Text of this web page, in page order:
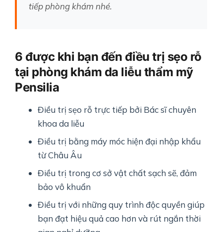
tiếp phòng khám nhé.
6 được khi bạn đến điều trị sẹo rỗ
tại phòng khám da liễu thẩm mỹ
Pensilia
Điều trị sẹo rỗ trực tiếp bởi Bác sĩ chuyên
khoa da liễu
Điều trị bằng máy móc hiện đại nhập khẩu
từ Châu Âu
Điều trị trong cơ sở vật chất sạch sẽ, đảm
bảo vô khuẩn
Điều trị với những quy trình độc quyền giúp
bạn đạt hiệu quả cao hơn và rút ngắn thời